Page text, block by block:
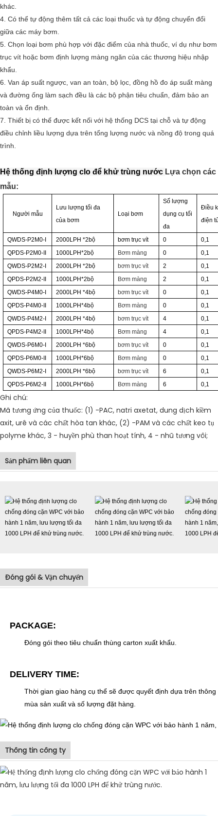
khác.
4. Có thể tự động thêm tất cả các loại thuốc và tự động chuyển đổi
giữa các máy bơm.
5. Chọn loại bơm phù hợp với đặc điểm của nhà thuốc, ví dụ như bơm
trục vít hoặc bơm định lượng màng ngăn của các thương hiệu nhập
khẩu.
6. Van áp suất ngược, van an toàn, bộ lọc, đồng hồ đo áp suất màng
và đường ống làm sạch đều là các bộ phận tiêu chuẩn, đảm bảo an
toàn và ổn định.
7. Thiết bị có thể được kết nối với hệ thống DCS tại chỗ và tự động
điều chỉnh liều lượng dựa trên tổng lượng nước và nồng độ trong quá
trình.
Hệ thống định lượng clo để khử trùng nước Lựa chọn các
mẫu:
Người mẫu
Lưu lượng tối đa
của bơm
Loại bơm
Số lượng
dụng cụ tối
đa
Điều
điện
QWDS-P2M0-I 2000LPH *2bộ bơm trục vít 0
0,1
QPDS-P2M0-II
1000LPH*2bộ Bơm màng 0
0,1
QWDS-P2M2-I
2000LPH *2bộ bơm trục vít 2
0,1
QPDS-P2M2-II
1000LPH*2bộ Bơm màng 2
0,1
QWDS-P4M0-I
2000LPH *4bộ bơm trục vít 0
0,1
QPDS-P4M0-II
1000LPH*4bộ Bơm màng 0
0,1
QWDS-P4M2-I
2000LPH *4bộ bơm trục vít 4
0,1
QPDS-P4M2-II
1000LPH*4bộ Bơm màng 4
0,1
QWDS-P6M0-I
2000LPH *6bộ bơm trục vít 0
0,1
QPDS-P6M0-II
1000LPH*6bộ Bơm màng 0
0,1
QWDS-P6M2-I
2000LPH *6bộ bơm trục vít 6
0,1
QPDS-P6M2-II
1000LPH*6bộ Bơm màng 6 0,1
Ghi chú:
Mã tương ứng của thuốc: (1) -PAC, natri axetat, dung dịch kiềm
axit, urê và các chất hòa tan khác, (2) -PAM và các chất keo tụ
polyme khác, 3 - huyền phù than hoạt tính, 4 - nhũ tương vôi;
Sản phẩm liên quan
Đóng gói & Vận chuyển
PACKAGE:
Đóng gói theo tiêu chuẩn thùng carton xuất khẩu.
DELIVERY TIME:
Thời gian giao hàng cụ thể sẽ được quyết định dựa trên
mùa sản xuất và số lượng đặt hàng.
Thông tin công ty